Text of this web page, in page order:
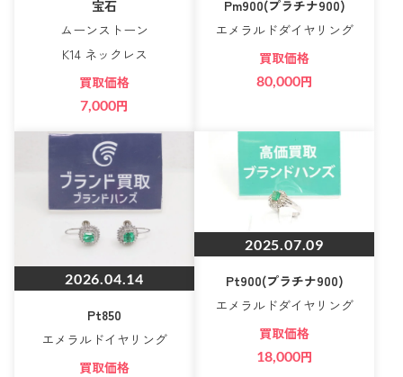
宝石
ムーンストーン
K14 ネックレス
買取価格
7,000円
Pm900(プラチナ900)
エメラルドダイヤリング
買取価格
80,000円
2026.04.14
Pt850
エメラルドイヤリング
買取価格
2025.07.09
Pt900(プラチナ900)
エメラルドダイヤリング
買取価格
18,000円